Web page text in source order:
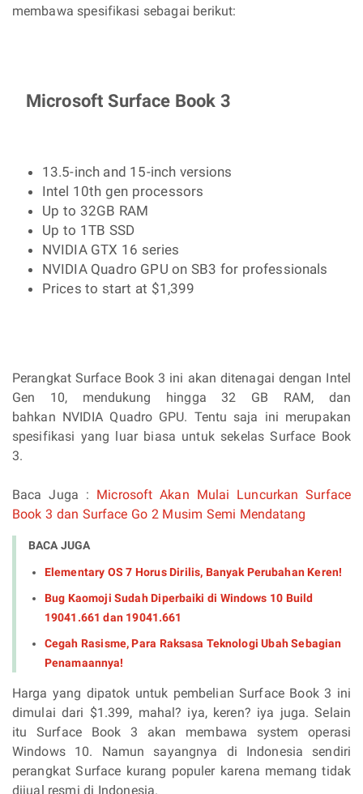
membawa spesifikasi sebagai berikut:
Microsoft Surface Book 3
13.5-inch and 15-inch versions
Intel 10th gen processors
Up to 32GB RAM
Up to 1TB SSD
NVIDIA GTX 16 series
NVIDIA Quadro GPU on SB3 for professionals
Prices to start at $1,399
Perangkat Surface Book 3 ini akan ditenagai dengan Intel
Gen 10, mendukung hingga 32 GB RAM, dan
bahkan NVIDIA Quadro GPU. Tentu saja ini merupakan
spesifikasi yang luar biasa untuk sekelas Surface Book
3.
Baca Juga : Microsoft Akan Mulai Luncurkan Surface
Book 3 dan Surface Go 2 Musim Semi Mendatang
BACA JUGA
Elementary OS 7 Horus Dirilis, Banyak Perubahan Keren!
Bug Kaomoji Sudah Diperbaiki di Windows 10 Build
19041.661 dan 19041.661
Cegah Rasisme, Para Raksasa Teknologi Ubah Sebagian
Penamaannya!
Harga yang dipatok untuk pembelian Surface Book 3 ini
dimulai dari $1.399, mahal? iya, keren? iya juga. Selain
itu Surface Book 3 akan membawa system operasi
Windows 10. Namun sayangnya di Indonesia sendiri
perangkat Surface kurang populer karena memang tidak
dijual resmi di Indonesia.